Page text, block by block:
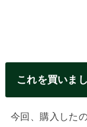
これを買いま
今回、購入した